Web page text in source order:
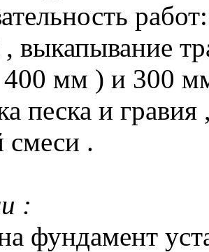
, выкапывание
400 мм ) и 300
песка и гравия
смеси .
:
фундамент